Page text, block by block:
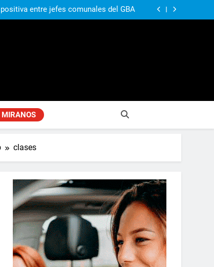
las plasma, se pierden para siempre”
entre jefes comunales del GBA
Fabiana Cantilo presenta ‘Flor de Loto’
entre jefes comunales del GBA
MIRANOS
clases